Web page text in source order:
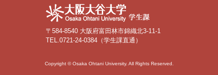
〒584-8540 大阪府富田林市錦織北3-11-1
TEL.0721-24-0384（学生課直通）
Copyright © Osaka Ohtani University. All Rights Reserved.